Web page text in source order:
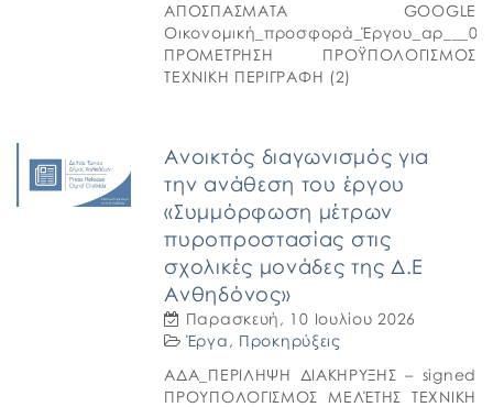
ΑΠΟΣΠΑΣΜΑΤΑ GOOGLE
ΠΡΟΜΕΤΡΗΣΗ ΠΡΟΫΠΟΛΟΓΙΣΜΟΣ
ΤΕΧΝΙΚΗ ΠΕΡΙΓΡΑΦΗ (2)
Ανοικτός διαγωνισμός για
την ανάθεση του έργου
«Συμμόρφωση μέτρων
πυροπροστασίας στις
σχολικές μονάδες της Δ.Ε
Ανθηδόνος»
Παρασκευή, 10 Ιουλίου 2026
Έργα , Προκηρύξεις
ΑΔΑ_ΠΕΡΙΛΗΨΗ ΔΙΑΚΗΡΥΞΗΣ – signed
ΠΡΟΥΠΟΛΟΓΙΣΜΟΣ ΜΕΛΈΤΗΣ ΤΕΧΝΙΚΗ